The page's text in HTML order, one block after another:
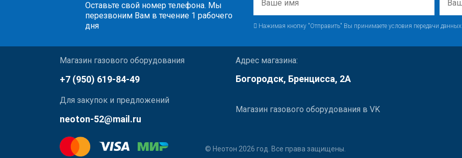
Оставьте свой номер телефона. Мы
перезвоним Вам в течение 1 рабочего
дня
Нажимая кнопку "Отправить" Вы принимаете условия передачи данных.
Магазин газового оборудования
+7 (950) 619-84-49
Для закупок и предложений
neoton-52@mail.ru
Адрес магазина:
Богородск, Бренцисса, 2А
Магазин газового оборудования в VK
© Неотон 2026 год. Все права защищены.